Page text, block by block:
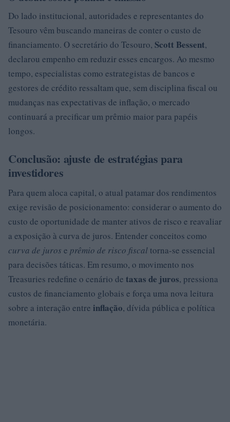
Do lado institucional, autoridades e representantes do
Tesouro vêm buscando maneiras de conter o custo de
financiamento. O secretário do Tesouro, Scott Bessent,
declarou empenho em reduzir esses encargos. Ao mesmo
tempo, especialistas como estrategistas de bancos e
gestores de crédito ressaltam que, sem disciplina fiscal ou
mudanças nas expectativas de inflação, o mercado
continuará a precificar um prêmio maior para papéis
longos.
Conclusão: ajuste de estratégias para
investidores
Para quem aloca capital, o atual patamar dos rendimentos
exige revisão de posicionamento: considerar o aumento do
custo de oportunidade de manter ativos de risco e reavaliar
a exposição à curva de juros. Entender conceitos como
curva de juros e prêmio de risco fiscal torna-se essencial
para decisões táticas. Em resumo, o movimento nos
Treasuries redefine o cenário de taxas de juros, pressiona
custos de financiamento globais e força uma nova leitura
sobre a interação entre inflação, dívida pública e política
monetária.